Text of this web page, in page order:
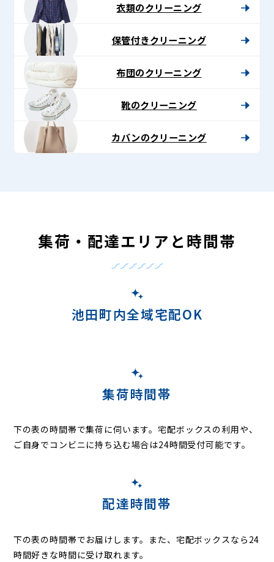
衣類のクリーニング
保管付きクリーニング
布団のクリーニング
靴のクリーニング
カバンのクリーニング
集荷・配達エリアと時間帯
池田町内全域宅配OK
集荷時間帯
下の表の時間帯で集荷に伺います。宅配ボックスの利用や、
ご自身でコンビニに持ち込む場合は24時間受付可能です。
配達時間帯
下の表の時間帯でお届けします。また、宅配ボックスなら24
時間好きな時間に受け取れます。